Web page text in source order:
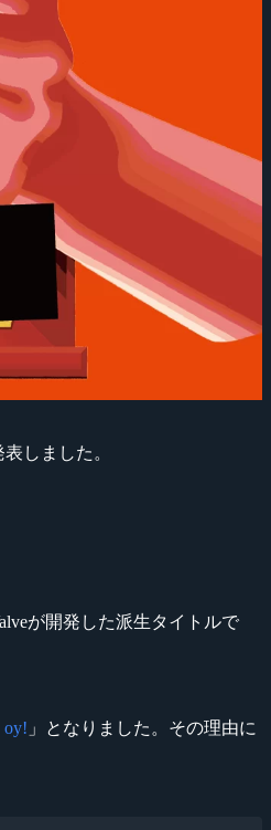
しました。
が開発した派生タイトルで
oy! 」となりました。その理由に